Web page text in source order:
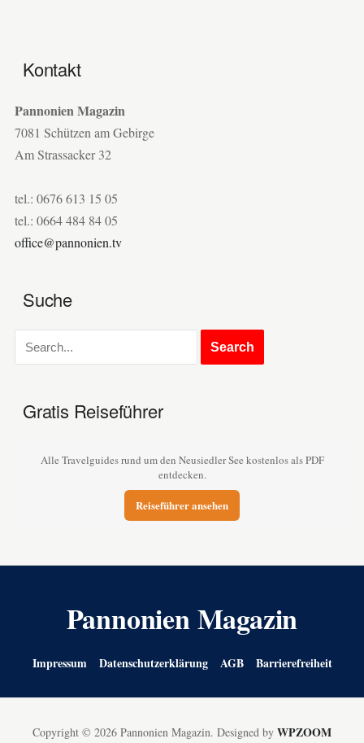
Kontakt
Pannonien Magazin
7081 Schützen am Gebirge
Am Strassacker 32
tel.: 0676 613 15 05
tel.: 0664 484 84 05
office@pannonien.tv
Suche
Gratis Reiseführer
Alle Travelguides rund um den Neusiedler See kostenlos als PDF
entdecken.
Reiseführer ansehen
Pannonien Magazin
Impressum Datenschutzerklärung AGB Barrierefreiheit
Copyright © 2026 Pannonien Magazin. Designed by WPZOOM